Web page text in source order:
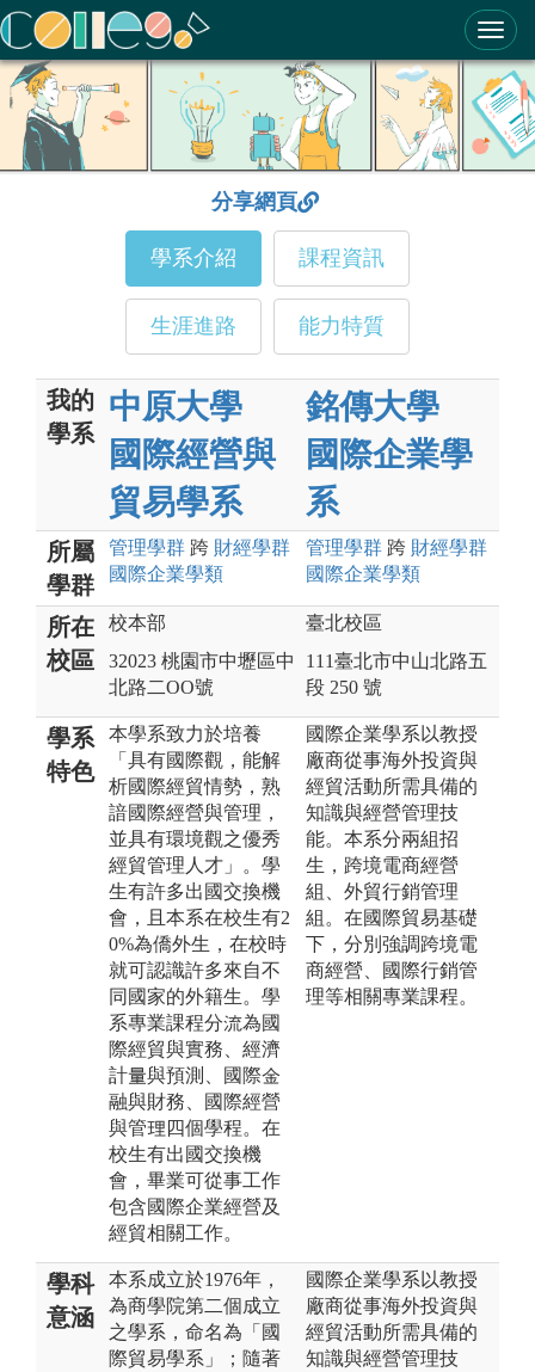
ColleGo! 大學選才與高中育才輔助系統
分享網頁
學系介紹 課程資訊
生涯進路 能力特質
我的
學系
中原大學
國際經營與
貿易學系
銘傳大學
國際企業學
系
所屬
學群
管理學群 跨 財經學群
國際企業學類
管理學群 跨 財經學群
國際企業學類
所在
校區
校本部
32023 桃園市中壢區中
北路二OO號
臺北校區
111臺北市中山北路五
段 250 號
學系
特色
本學系致力於培養
「具有國際觀，能解
析國際經貿情勢，熟
諳國際經營與管理，
並具有環境觀之優秀
經貿管理人才」。學
生有許多出國交換機
會，且本系在校生有2
0%為僑外生，在校時
就可認識許多來自不
同國家的外籍生。學
系專業課程分流為國
際經貿與實務、經濟
計量與預測、國際金
融與財務、國際經營
與管理四個學程。在
校生有出國交換機
會，畢業可從事工作
包含國際企業經營及
經貿相關工作。
國際企業學系以教授
廠商從事海外投資與
經貿活動所需具備的
知識與經營管理技
能。本系分兩組招
生，跨境電商經營
組、外貿行銷管理
組。在國際貿易基礎
下，分別強調跨境電
商經營、國際行銷管
理等相關專業課程。
學科
意涵
本系成立於1976年，
為商學院第二個成立
之學系，命名為「國
際貿易學系」；隨著
國際企業學系以教授
廠商從事海外投資與
經貿活動所需具備的
知識與經營管理技